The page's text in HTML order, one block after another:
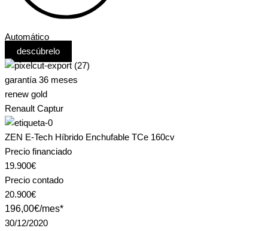
Automático
descúbrelo
garantía 36 meses
renew gold
Renault Captur
ZEN E-Tech Híbrido Enchufable TCe 160cv
Precio financiado
19.900€
Precio contado
20.900€
196,00€/mes*
30/12/2020